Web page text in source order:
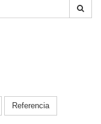
Referencia